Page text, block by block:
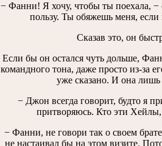
− Фанни! Я хочу, чтобы ты поехала, −
пользу. Ты обяжешь меня,
Сказав это, он
Если бы он остался чуть дольше,
командного тона, даже просто из-за
уже сказано. И она
− Джон всегда говорит, будто я
притворяюсь. Кто эти Хейлы,
− Фанни, не говори так о своем
не настаивал бы на этом визите.